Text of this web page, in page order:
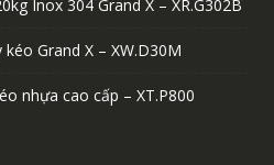
Inox 304 Grand X – XR.G302B
Grand X – XW.D30M
nhựa cao cấp – XT.P800